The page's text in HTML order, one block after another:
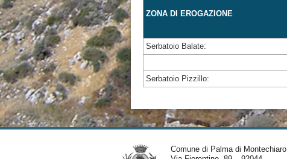
ZONA DI EROGAZIONE
Serbatoio Balate:
Serbatoio Pizzillo:
Comune di Palma di Montechiaro